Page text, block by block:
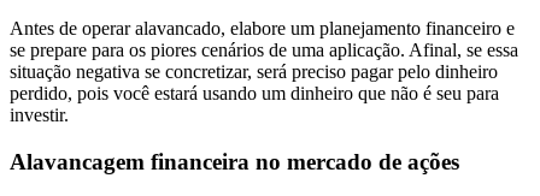
Antes de operar alavancado, elabore um planejamento financeiro e
se prepare para os piores cenários de uma aplicação. Afinal, se essa
situação negativa se concretizar, será preciso pagar pelo dinheiro
perdido, pois você estará usando um dinheiro que não é seu para
investir.
Alavancagem financeira no mercado de ações